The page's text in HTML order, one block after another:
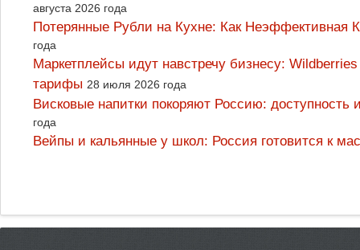
августа 2026 года
Потерянные Рубли на Кухне: Как
года
Маркетплейсы идут навстречу бизнесу:
тарифы 28 июля 2026 года
Висковые напитки покоряют Россию:
года
Вейпы и кальянные у школ: Россия готовится к